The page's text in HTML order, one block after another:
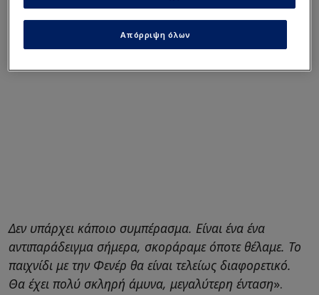
Δεν υπάρχει κάποιο συμπέρασμα. Είναι ένα ένα
αντιπαράδειγμα σήμερα, σκοράραμε όποτε θέλαμε. Το
παιχνίδι με την Φενέρ θα είναι τελείως διαφορετικό.
Θα έχει πολύ σκληρή άμυνα, μεγαλύτερη ένταση».
Απόρριψη όλων